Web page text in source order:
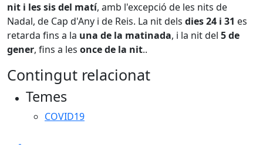
nit i les sis del matí, amb l'excepció de les nits de
Nadal, de Cap d'Any i de Reis. La nit dels dies 24 i 31 es
retarda fins a la una de la matinada, i la nit del 5 de
gener, fins a les once de la nit..
Contingut relacionat
Temes
COVID19